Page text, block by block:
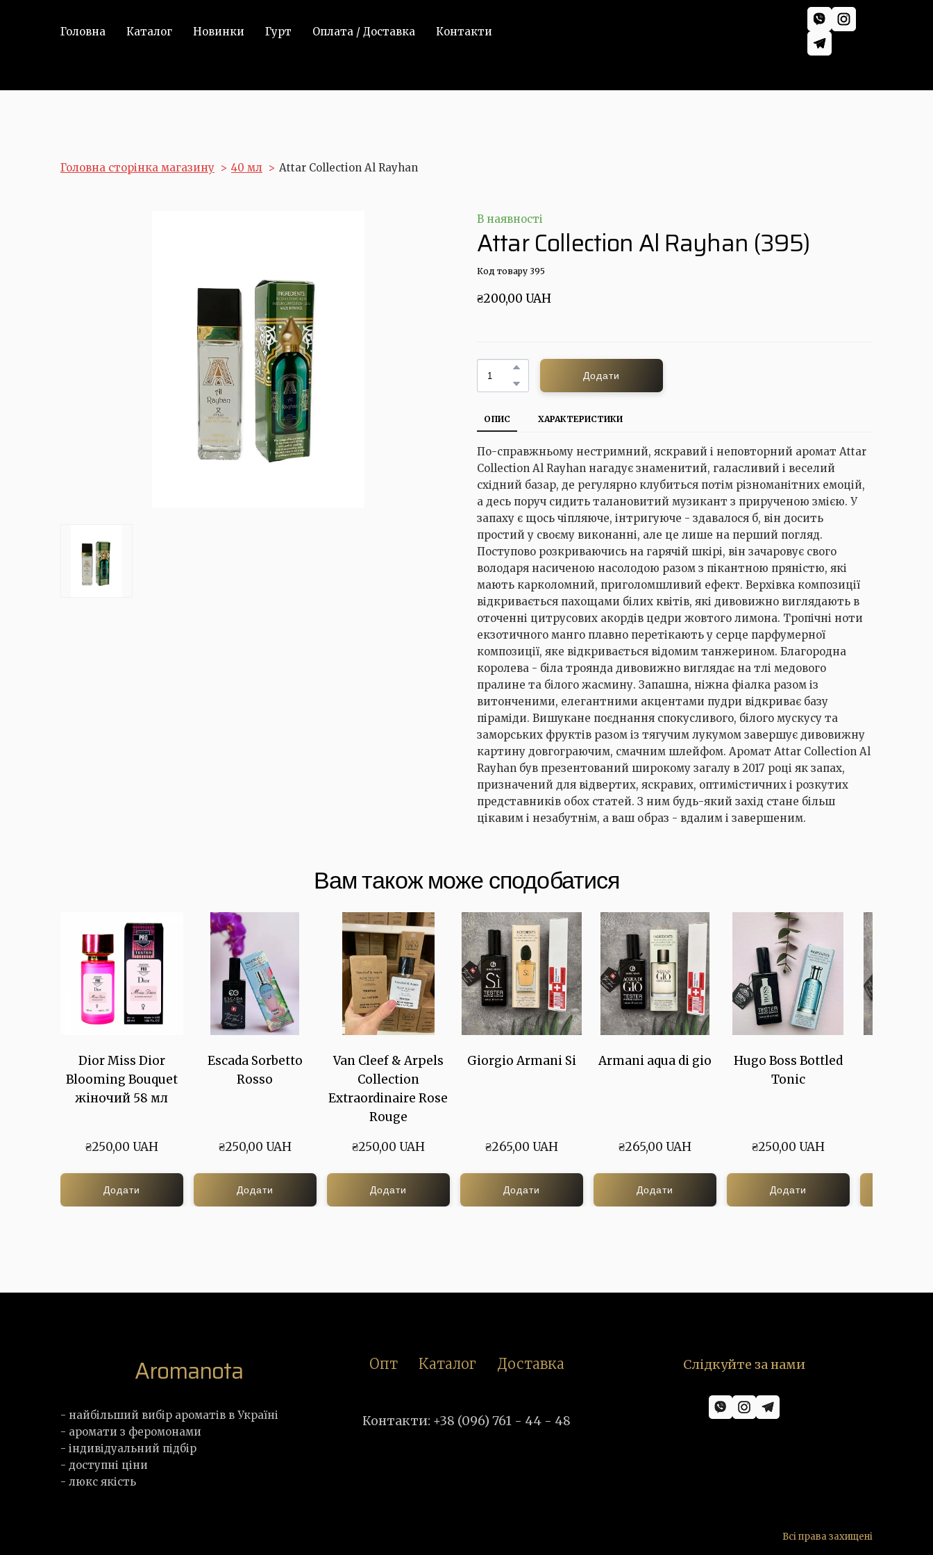
Головна Каталог Новинки Гурт Оплата / Доставка Контакти
Головна сторінка магазину 40 мл Attar Collection Al Rayhan
В наявності
Attar Collection Al Rayhan (395)
Код товару 395
₴200,00 UAH
Додати
ОПИС ХАРАКТЕРИСТИКИ
По-справжньому нестримний, яскравий і неповторний аромат Attar
Collection Al Rayhan нагадує знаменитий, галасливий і веселий
східний базар, де регулярно клубиться потім різноманітних емоцій,
а десь поруч сидить талановитий музикант з прирученою змією. У
запаху є щось чіпляюче, інтригуюче - здавалося б, він досить
простий у своєму виконанні, але це лише на перший погляд.
Поступово розкриваючись на гарячій шкірі, він зачаровує свого
володаря насиченою насолодою разом з пікантною пряністю, які
мають карколомний, приголомшливий ефект. Верхівка композиції
відкривається пахощами білих квітів, які дивовижно виглядають в
оточенні цитрусових акордів цедри жовтого лимона. Тропічні ноти
екзотичного манго плавно перетікають у серце парфумерної
композиції, яке відкривається відомим танжерином. Благородна
королева - біла троянда дивовижно виглядає на тлі медового
пралине та білого жасмину. Запашна, ніжна фіалка разом із
витонченими, елегантними акцентами пудри відкриває базу
піраміди. Вишукане поєднання спокусливого, білого мускусу та
заморських фруктів разом із тягучим лукумом завершує дивовижну
картину довгограючим, смачним шлейфом. Аромат Attar Collection Al
Rayhan був презентований широкому загалу в 2017 році як запах,
призначений для відвертих, яскравих, оптимістичних і розкутих
представників обох статей. З ним будь-який захід стане більш
цікавим і незабутнім, а ваш образ - вдалим і завершеним.
Вам також може сподобатися
Dior Miss Dior
Blooming Bouquet
жіночий 58 мл
₴250,00 UAH
Додати
Escada Sorbetto
Rosso
₴250,00 UAH
Додати
Van Cleef & Arpels
Collection
Extraordinaire Rose
Rouge
₴250,00 UAH
Додати
Giorgio Armani Si
₴265,00 UAH
Додати
Armani aqua di gio
₴265,00 UAH
Додати
Hugo Boss Bottled
Tonic
₴250,00 UAH
Додати
Aromanota
- найбільший вибір ароматів в Україні
- аромати з феромонами
- індивідуальний підбір
- доступні ціни
- люкс якість
Опт Каталог Доставка
Контакти: +38 (096) 761 - 44 - 48
Слідкуйте за нами
Всі права захищені